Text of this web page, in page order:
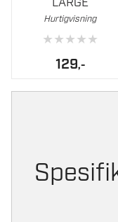
Hurtigvisning
★★★★★
129,-